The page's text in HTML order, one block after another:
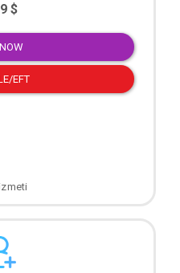
$
EFT
Hizmeti